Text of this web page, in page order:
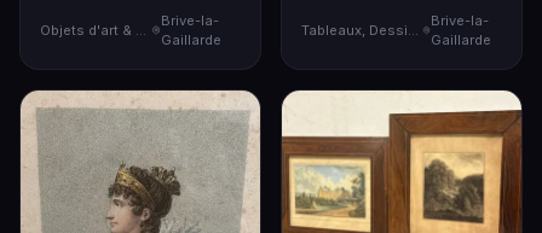
Objets d'art & Curiosités
Brive-la-
Gaillarde
Tableaux, Dessins & Estampes
Brive-la-
Gaillarde